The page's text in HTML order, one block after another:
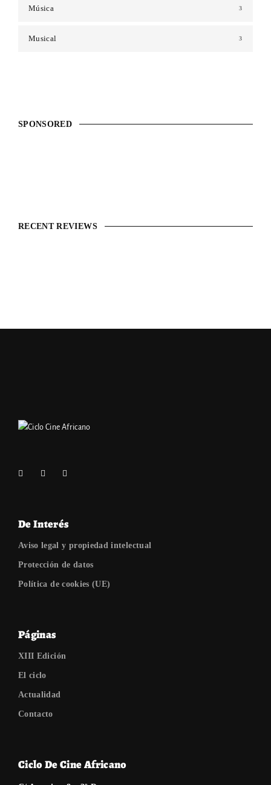
Música 3
Musical 3
SPONSORED
RECENT REVIEWS
De Interés
Aviso legal y propiedad intelectual
Protección de datos
Política de cookies (UE)
Páginas
XIII Edición
El ciclo
Actualidad
Contacto
Ciclo De Cine Africano